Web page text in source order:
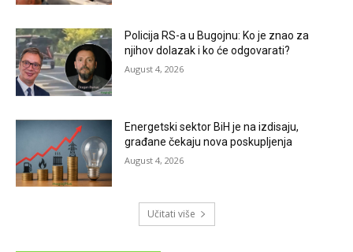
Policija RS-a u Bugojnu: Ko je znao za
njihov dolazak i ko će odgovarati?
August 4, 2026
Energetski sektor BiH je na izdisaju,
građane čekaju nova poskupljenja
August 4, 2026
Učitati više